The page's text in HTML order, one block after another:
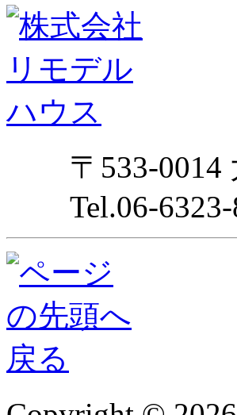
〒533-
Tel.06-